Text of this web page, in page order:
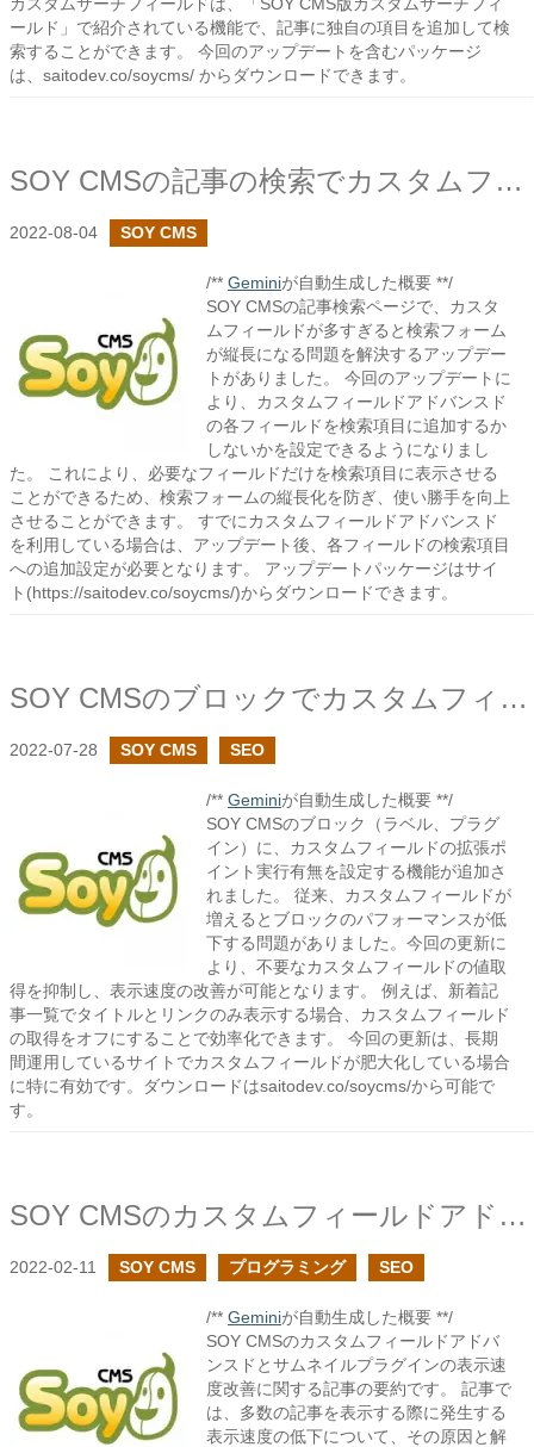
ールド」で紹介されている機能で、記事に独自の項目を追加して検
索することができます。 今回のアップデートを含むパッケージ
は、saitodev.co/soycms/ からダウンロードできます。
SOY CMSの記事の検索でカスタムフィールドの項目の追加設定を設けました
2022-08-04 SOY CMS
/** Geminiが自動生成した概要 **/
SOY CMSの記事検索ページで、カスタ
ムフィールドが多すぎると検索フォーム
が縦長になる問題を解決するアップデー
トがありました。 今回のアップデートに
より、カスタムフィールドアドバンスド
の各フィールドを検索項目に追加するか
しないかを設定できるようになりまし
た。 これにより、必要なフィールドだけを検索項目に表示させる
ことができるため、検索フォームの縦長化を防ぎ、使い勝手を向上
させることができます。 すでにカスタムフィールドアドバンスド
を利用している場合は、アップデート後、各フィールドの検索項目
への追加設定が必要となります。 アップデートパッケージはサイ
ト(https://saitodev.co/soycms/)からダウンロードできます。
SOY CMSのブロックでカスタムフィールドの拡張ポイントの実行設定を追加しました
2022-07-28 SOY CMS SEO
/** Geminiが自動生成した概要 **/
SOY CMSのブロック（ラベル、プラグ
イン）に、カスタムフィールドの拡張ポ
イント実行有無を設定する機能が追加さ
れました。 従来、カスタムフィールドが
増えるとブロックのパフォーマンスが低
下する問題がありました。今回の更新に
より、不要なカスタムフィールドの値取
得を抑制し、表示速度の改善が可能となります。 例えば、新着記
事一覧でタイトルとリンクのみ表示する場合、カスタムフィールド
の取得をオフにすることで効率化できます。 今回の更新は、長期
間運用しているサイトでカスタムフィールドが肥大化している場合
に特に有効です。ダウンロードはsaitodev.co/soycms/から可能で
す。
SOY CMSのカスタムフィールドアドバンスドの見直しで表示速度の改善
2022-02-11 SOY CMS プログラミング SEO
/** Geminiが自動生成した概要 **/
SOY CMSのカスタムフィールドアドバ
ンスドとサムネイルプラグインの表示速
度改善に関する記事の要約です。 記事で
は、多数の記事を表示する際に発生する
表示速度の低下について、その原因と解